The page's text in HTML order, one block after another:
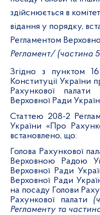
здійснюється в
відання у порядку,
Регламентом
Регламент/ (частина 5
Згідно з пунктом
Конституції України
Рахункової
Верховної Ради
Статтею 208-2
України «Про
встановлено, що:
Голова Рахункової
Верховною Радою
Верховної Ради
Верховної Ради
на посаду Голови
Рахункової палати
Регламенту та